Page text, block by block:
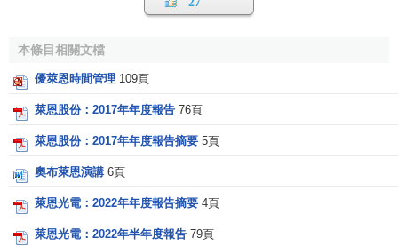
打開一片天空的牛仔裝系列，設計師乾脆把CK直接用成褐
色，壓上Calvin Klein Jeans黑字，簡稱CK jeans。
品牌傳奇
士耳熟能詳的品牌和它同名創
始人的鼎鼎大名一樣早已享譽
本條目相關文檔
優萊恩時間管理 109頁
萊恩股份：2017年年度報告 76頁
萊恩股份：2017年年度報告摘要 5頁
奧布萊恩演講 6頁
萊恩光電：2022年年度報告摘要 4頁
萊恩光電：2022年半年度報告 79頁